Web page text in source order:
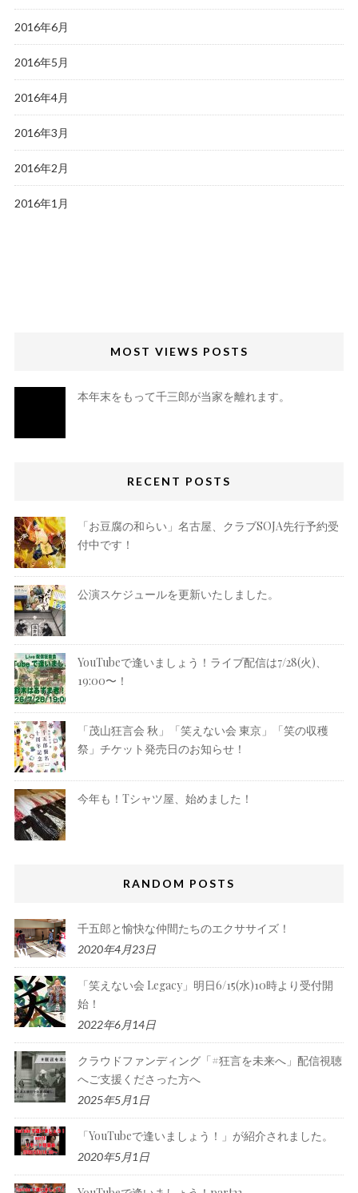
2016年6月
2016年5月
2016年4月
2016年3月
2016年2月
2016年1月
MOST VIEWS POSTS
本年末をもって千三郎が当家を離れます。
RECENT POSTS
「お豆腐の和らい」名古屋、クラブSOJA先行予約受
付中です！
公演スケジュールを更新いたしました。
YouTubeで逢いましょう！ライブ配信は7/28(火)、
19:00〜！
「茂山狂言会 秋」「笑えない会 東京」「笑の収穫
祭」チケット発売日のお知らせ！
今年も！Tシャツ屋、始めました！
RANDOM POSTS
千五郎と愉快な仲間たちのエクササイズ！
2020年4月23日
「笑えない会 Legacy」明日6/15(水)10時より受付開
始！
2022年6月14日
クラウドファンディング「#狂言を未来へ」配信視聴
へご支援くださった方へ
2025年5月1日
「YouTubeで逢いましょう！」が紹介されました。
2020年5月1日